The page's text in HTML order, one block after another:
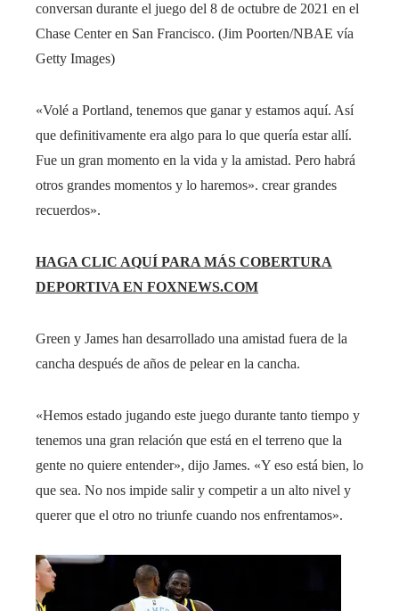
conversan durante el juego del 8 de octubre de 2021 en el
Chase Center en San Francisco. (Jim Poorten/NBAE vía
Getty Images)
«Volé a Portland, tenemos que ganar y estamos aquí. Así
que definitivamente era algo para lo que quería estar allí.
Fue un gran momento en la vida y la amistad. Pero habrá
otros grandes momentos y lo haremos». crear grandes
recuerdos».
HAGA CLIC AQUÍ PARA MÁS COBERTURA
DEPORTIVA EN FOXNEWS.COM
Green y James han desarrollado una amistad fuera de la
cancha después de años de pelear en la cancha.
«Hemos estado jugando este juego durante tanto tiempo y
tenemos una gran relación que está en el terreno que la
gente no quiere entender», dijo James. «Y eso está bien, lo
que sea. No nos impide salir y competir a un alto nivel y
querer que el otro no triunfe cuando nos enfrentamos».